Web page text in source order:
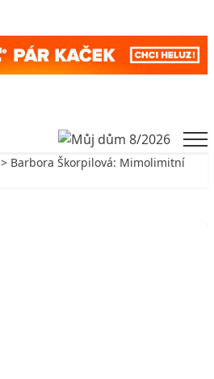
> Barbora Škorpilová: Mimolimitní